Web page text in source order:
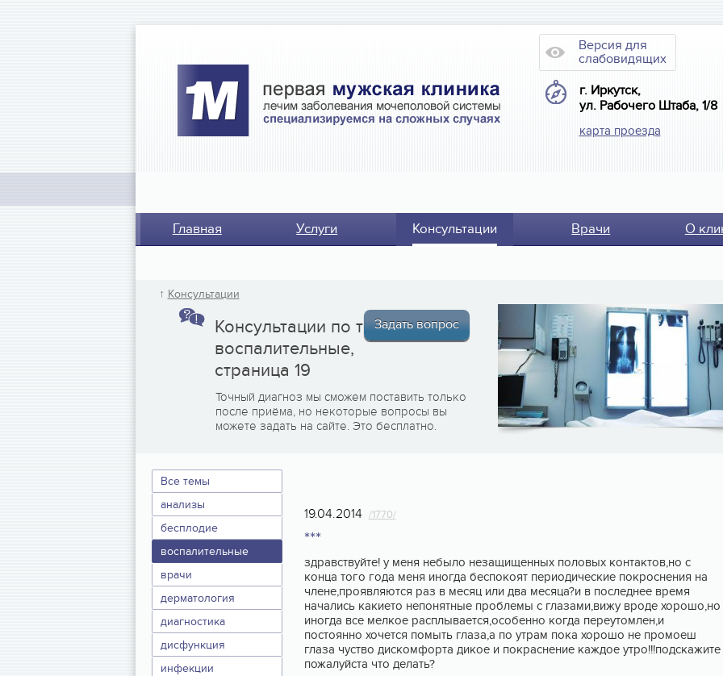
Версия для
слабовидящих
г. Иркутск,
ул. Рабочего Штаба, 1/8
карта проезда
Главная Услуги Консультации Врачи О
↑ Консультации
Задать вопрос
Консультации по теме
воспалительные,
страница 19
Точный диагноз мы сможем поставить только
после приёма, но некоторые вопросы вы
можете задать на сайте. Это бесплатно.
19.04.2014 /1770/
***
здравствуйте! у меня небыло незащищенных половых контактов,но с
конца того года меня иногда беспокоят периодические покроснения на
члене,проявляются раз в месяц или два месяца?и в последнее время
начались какието непонятные проблемы с глазами,вижу вроде хорошо,но
иногда все мелкое расплывается,особенно когда переутомлен,и
постоянно хочется помыть глаза,а по утрам пока хорошо не промоеш
глаза чуство дискомфорта дикое и покраснение каждое утро!!!подскажите
пожалуйста что делать?
Все темы
анализы
бесплодие
воспалительные
врачи
дерматология
диагностика
дисфункция
инфекции